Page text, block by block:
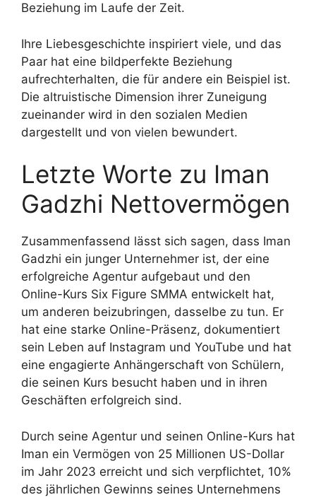
Beziehung im Laufe der Zeit.
Ihre Liebesgeschichte inspiriert viele, und das
Paar hat eine bildperfekte Beziehung
aufrechterhalten, die für andere ein Beispiel ist.
Die altruistische Dimension ihrer Zuneigung
zueinander wird in den sozialen Medien
dargestellt und von vielen bewundert.
Letzte Worte zu Iman
Gadzhi Nettovermögen
Zusammenfassend lässt sich sagen, dass Iman
Gadzhi ein junger Unternehmer ist, der eine
erfolgreiche Agentur aufgebaut und den
Online-Kurs Six Figure SMMA entwickelt hat,
um anderen beizubringen, dasselbe zu tun. Er
hat eine starke Online-Präsenz, dokumentiert
sein Leben auf Instagram und YouTube und hat
eine engagierte Anhängerschaft von Schülern,
die seinen Kurs besucht haben und in ihren
Geschäften erfolgreich sind.
Durch seine Agentur und seinen Online-Kurs hat
Iman ein Vermögen von 25 Millionen US-Dollar
im Jahr 2023 erreicht und sich verpflichtet, 10%
des jährlichen Gewinns seines Unternehmens